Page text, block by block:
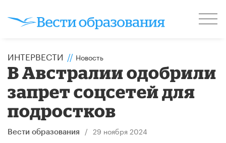
ИНТЕРВЕСТИ // Новость
В Австралии одобрили
запрет соцсетей для
подростков
Вести образования / 29 ноября 2024